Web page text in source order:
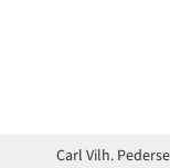
Carl Vilh.